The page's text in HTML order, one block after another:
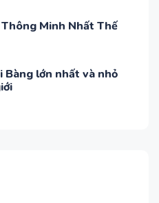
Minh Nhất Thế
Bàng lớn nhất và nhỏ